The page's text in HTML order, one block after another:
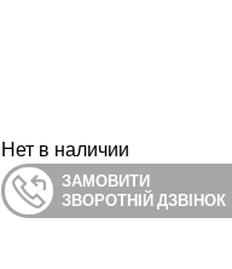
Нет в наличии
ЗАМОВИТИ
ЗВОРОТНІЙ ДЗВІНОК